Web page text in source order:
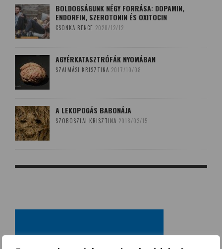
BOLDOGSÁGUNK NÉGY FORRÁSA: DOPAMIN,
ENDORFIN, SZEROTONIN ÉS OXITOCIN
CSONKA BENCE 2020/12/12
AGYÉRKATASZTRÓFÁK NYOMÁBAN
SZALMÁSI KRISZTINA 2017/10/08
A LEKOPOGÁS BABONÁJA
SZOBOSZLAI KRISZTINA 2018/03/15